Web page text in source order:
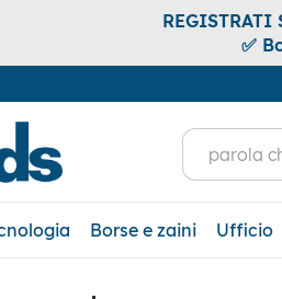
✅
Borse e zaini Ufficio